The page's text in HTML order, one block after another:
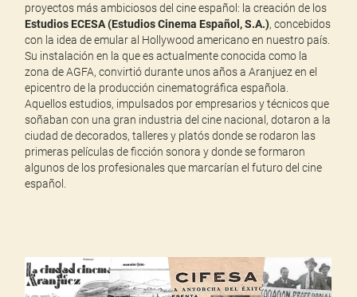
proyectos más ambiciosos del cine español: la creación de los
Estudios ECESA (Estudios Cinema Español, S.A.), concebidos
con la idea de emular al Hollywood americano en nuestro país.
Su instalación en la que es actualmente conocida como la
zona de AGFA, convirtió durante unos años a Aranjuez en el
epicentro de la producción cinematográfica española.
Aquellos estudios, impulsados por empresarios y técnicos que
soñaban con una gran industria del cine nacional, dotaron a la
ciudad de decorados, talleres y platós donde se rodaron las
primeras películas de ficción sonora y donde se formaron
algunos de los profesionales que marcarían el futuro del cine
español.